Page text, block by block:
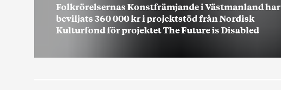
Folkrörelsernas Konstfrämjande i Västmanland har
beviljats 360 000 kr i projektstöd från Nordisk
Kulturfond för projektet The Future is Disabled